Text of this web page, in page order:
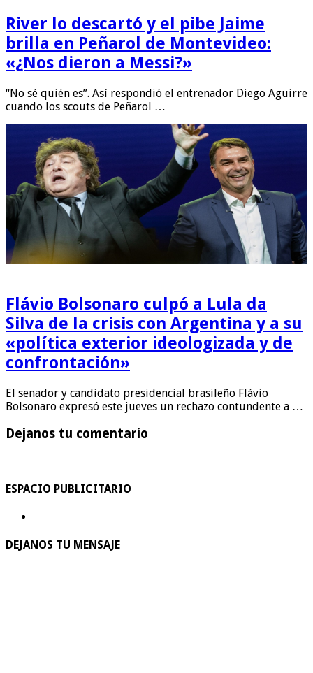
River lo descartó y el pibe Jaime
brilla en Peñarol de Montevideo:
«¿Nos dieron a Messi?»
“No sé quién es”. Así respondió el entrenador Diego Aguirre
cuando los scouts de Peñarol …
Flávio Bolsonaro culpó a Lula da
Silva de la crisis con Argentina y a su
«política exterior ideologizada y de
confrontación»
El senador y candidato presidencial brasileño Flávio
Bolsonaro expresó este jueves un rechazo contundente a …
Dejanos tu comentario
ESPACIO PUBLICITARIO
DEJANOS TU MENSAJE